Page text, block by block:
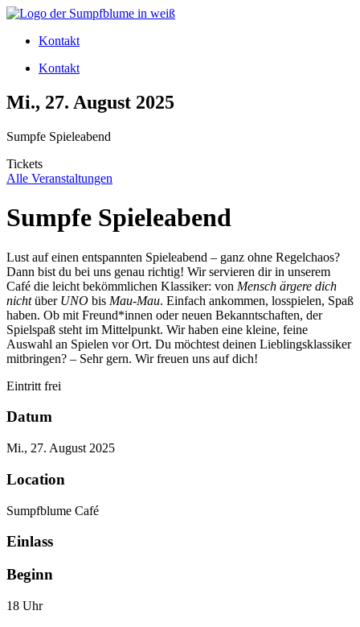
Zum
wechselnKontakt
Kontakt
Mi., 27. August 2025
Sumpfe Spieleabend
Tickets
Alle Veranstaltungen
Sumpfe Spieleabend
Lust auf einen entspannten Spieleabend – ganz ohne Regelchaos?
Dann bist du bei uns genau richtig! Wir servieren dir in unserem
Café die leicht bekömmlichen Klassiker: von Mensch ärgere dich
nichtüber UNO bis Mau-Mau. Einfach ankommen, losspielen, Spaß
haben. Ob mit Freund*innen oder neuen Bekanntschaften, der
Spielspaß steht im Mittelpunkt. Wir haben eine kleine, feine
Auswahl an Spielen vor Ort. Du möchtest deinen Lieblingsklassiker
mitbringen? – Sehr gern. Wir freuen uns auf dich!
Eintritt frei
Datum
Mi., 27. August 2025
Location
Sumpfblume Café
Einlass
Beginn
18 Uhr